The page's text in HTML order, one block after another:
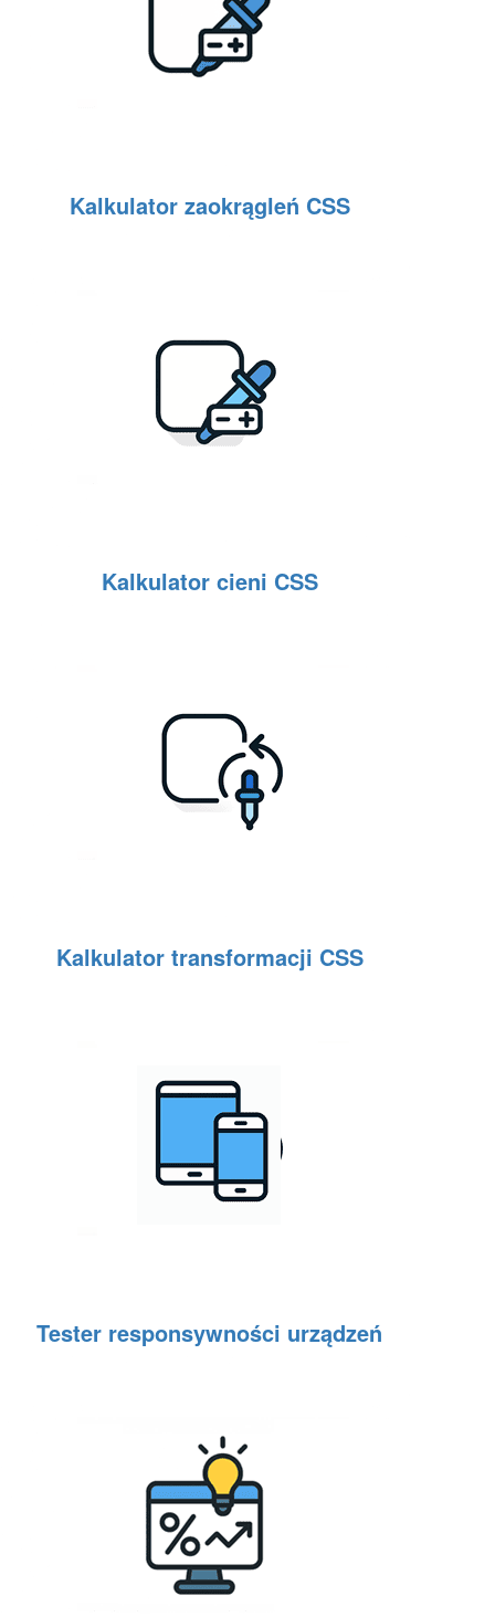
Kalkulator zaokrągleń CSS
Kalkulator cieni CSS
Kalkulator transformacji CSS
Tester responsywności urządzeń